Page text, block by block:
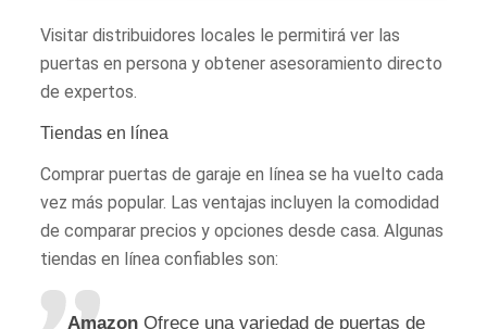
Visitar distribuidores locales le permitirá ver las
puertas en persona y obtener asesoramiento directo
de expertos.
Tiendas en línea
Comprar puertas de garaje en línea se ha vuelto cada
vez más popular. Las ventajas incluyen la comodidad
de comparar precios y opciones desde casa. Algunas
tiendas en línea confiables son:
Amazon Ofrece una variedad de puertas de